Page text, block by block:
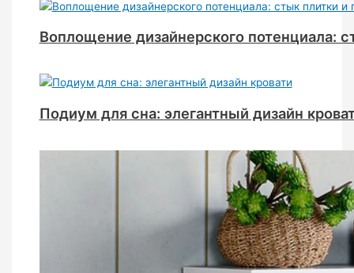
Воплощение дизайнерского потенциала:
Подиум для сна: элегантный дизайн